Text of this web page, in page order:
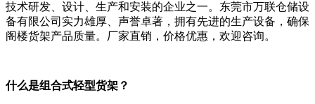
技术研发、设计、生产和安装的企业之一。东莞市万联仓储设
备有限公司实力雄厚、声誉卓著，拥有先进的生产设备，确保
阁楼货架产品质量。厂家直销，价格优惠，欢迎咨询。
什么是组合式轻型货架？